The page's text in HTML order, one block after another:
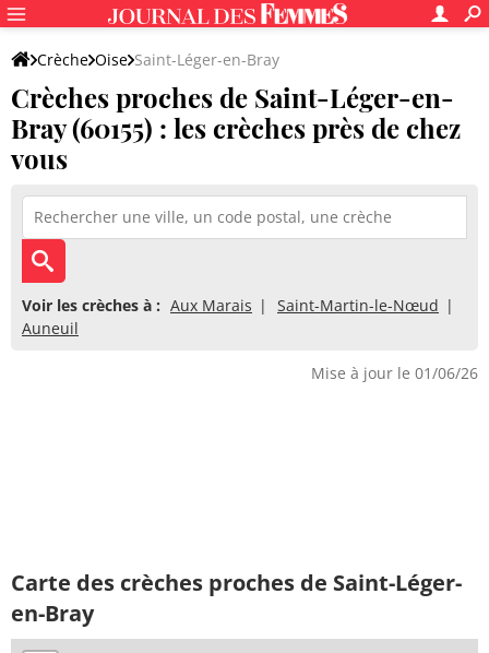
Crèche Oise Saint-Léger-en-Bray
Crèches proches de Saint-Léger-en-
Bray (60155) : les crèches près de chez
vous
Voir les crèches à : Aux Marais
Saint-Martin-le-Nœud
Auneuil
Mise à jour le 01/06/26
Carte des crèches proches de Saint-Léger-
en-Bray